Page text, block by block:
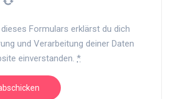
Formulars erklärst du dich
und Verarbeitung deiner Daten
einverstanden. *